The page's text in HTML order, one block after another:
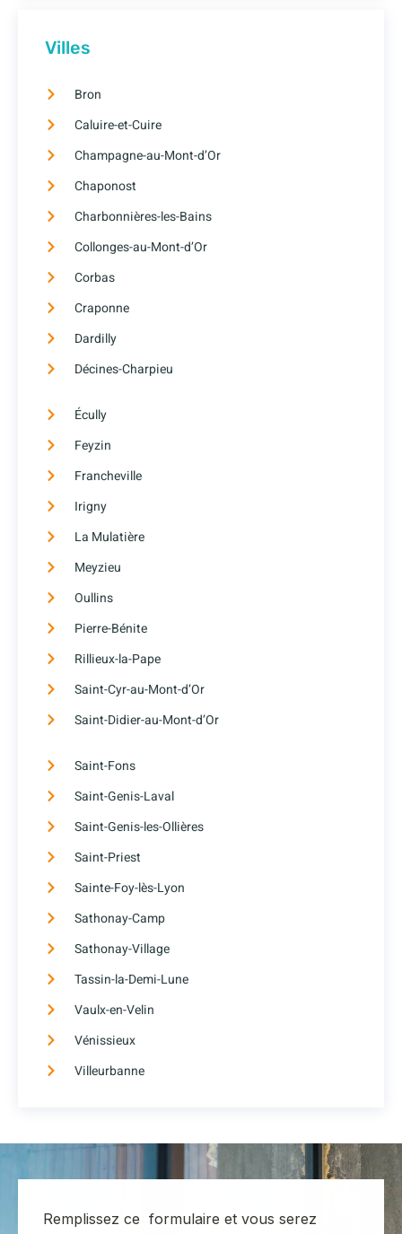
Villes
Bron
Caluire-et-Cuire
Champagne-au-Mont-d’Or
Chaponost
Charbonnières-les-Bains
Collonges-au-Mont-d’Or
Corbas
Craponne
Dardilly
Décines-Charpieu
Écully
Feyzin
Francheville
Irigny
La Mulatière
Meyzieu
Oullins
Pierre-Bénite
Rillieux-la-Pape
Saint-Cyr-au-Mont-d’Or
Saint-Didier-au-Mont-d’Or
Saint-Fons
Saint-Genis-Laval
Saint-Genis-les-Ollières
Saint-Priest
Sainte-Foy-lès-Lyon
Sathonay-Camp
Sathonay-Village
Tassin-la-Demi-Lune
Vaulx-en-Velin
Vénissieux
Villeurbanne